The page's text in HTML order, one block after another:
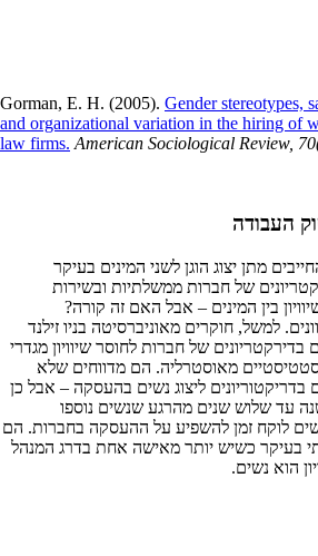
Gorman, E. H. (2005). Gender stereotypes,
and organizational variation in the hiring of
law firms. American Sociological Review,
העבודה
מתן יצוג הוגן לשני המינים בעיקר
של חברות ממשלתיות ובשירות
בין המינים – אבל האם זה קורה?
למשל, חוקרים מאוניברסיטה בניו זילנד
בדירקטריונים של חברות לחוסר שיוויון מגדרי
מאוסטרליה. הם מדווחים שלא
בדריקטוריונים ליצוג נשים בהעסקה – אבל כן
עד שלוש שנים מהרגע שנשים נוספו
נשים לוקח זמן להשפיע על ההעסקה בחברות. הם
בעיקר כשיש יותר מאישה אחת בדרג המנהל